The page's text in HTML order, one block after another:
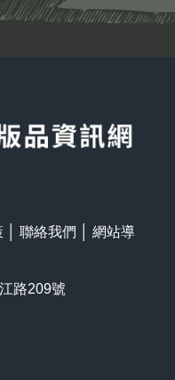
聯絡我們
網站導
路209號